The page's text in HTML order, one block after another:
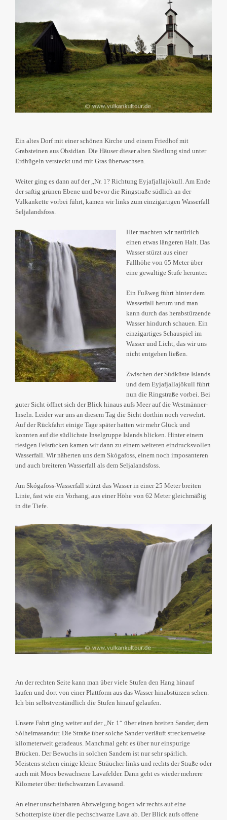
Ein altes Dorf mit einer schönen Kirche und einem Friedhof mit
Grabsteinen aus Obsidian. Die Häuser dieser alten Siedlung sind unter
Erdhügeln versteckt und mit Gras überwachsen.
Weiter ging es dann auf der „Nr. 1? Richtung Eyjafjallajökull. Am Ende
der saftig grünen Ebene und bevor die Ringstraße südlich an der
Vulkankette vorbei führt, kamen wir links zum einzigartigen Wasserfall
Seljalandsfoss.
Hier machten wir natürlich
einen etwas längeren Halt. Das
Wasser stürzt aus einer
Fallhöhe von 65 Meter über
eine gewaltige Stufe herunter.
Ein Fußweg führt hinter dem
Wasserfall herum und man
kann durch das herabstürzende
Wasser hindurch schauen. Ein
einzigartiges Schauspiel im
Wasser und Licht, das wir uns
nicht entgehen ließen.
Zwischen der Südküste Islands
und dem Eyjafjallajökull führt
nun die Ringstraße vorbei. Bei
guter Sicht öffnet sich der Blick hinaus aufs Meer auf die Westmänner-
Inseln. Leider war uns an diesem Tag die Sicht dorthin noch verwehrt.
Auf der Rückfahrt einige Tage später hatten wir mehr Glück und
konnten auf die südlichste Inselgruppe Islands blicken. Hinter einem
riesigen Felsrücken kamen wir dann zu einem weiteren eindrucksvollen
Wasserfall. Wir näherten uns dem Skógafoss, einem noch imposanteren
und auch breiteren Wasserfall als dem Seljalandsfoss.
Am Skógafoss-Wasserfall stürzt das Wasser in einer 25 Meter breiten
Linie, fast wie ein Vorhang, aus einer Höhe von 62 Meter gleichmäßig
in die Tiefe.
An der rechten Seite kann man über viele Stufen den Hang hinauf
laufen und dort von einer Plattform aus das Wasser hinabstürzen sehen.
Ich bin selbstverständlich die Stufen hinauf gelaufen.
Unsere Fahrt ging weiter auf der „Nr. 1“ über einen breiten Sander, dem
Sólheimasandur. Die Straße über solche Sander verläuft streckenweise
kilometerweit geradeaus. Manchmal geht es über nur einspurige
Brücken. Der Bewuchs in solchen Sandern ist nur sehr spärlich.
Meistens stehen einige kleine Sträucher links und rechts der Straße oder
auch mit Moos bewachsene Lavafelder. Dann geht es wieder mehrere
Kilometer über tiefschwarzen Lavasand.
An einer unscheinbaren Abzweigung bogen wir rechts auf eine
Schotterpiste über die pechschwarze Lava ab. Der Blick aufs offene